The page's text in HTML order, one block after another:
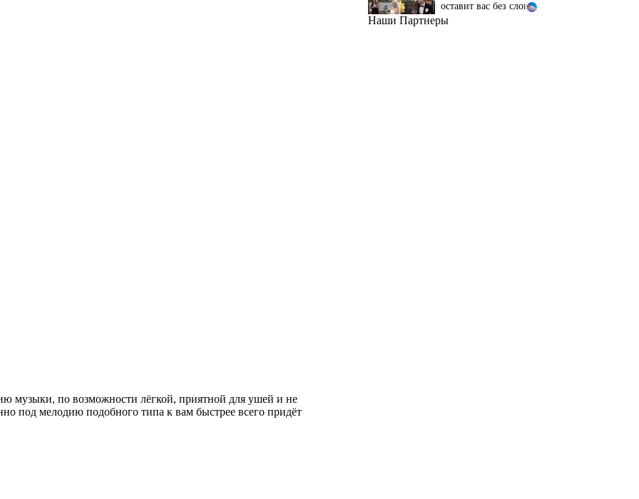
музыки, по возможности лёгкой, приятной для ушей и не
под мелодию подобного типа к вам быстрее всего придёт
Ржу не переставая, это
Наши Партнеры